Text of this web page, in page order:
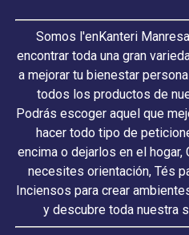
Somos l'enKanteri
encontrar toda una gran
a mejorar tu bienestar
todos los productos de
Podrás escoger aquel que
hacer todo tipo de
encima o dejarlos en el hogar,
necesites orientación, Tés
Inciensos para crear
y descubre toda nuestra